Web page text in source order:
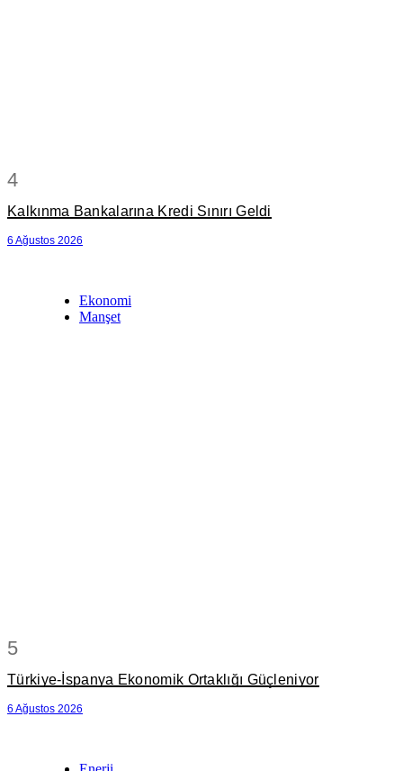
4
Kalkınma Bankalarına Kredi Sınırı Geldi
6 Ağustos 2026
Ekonomi
Manşet
5
Türkiye-İspanya Ekonomik Ortaklığı Güçleniyor
6 Ağustos 2026